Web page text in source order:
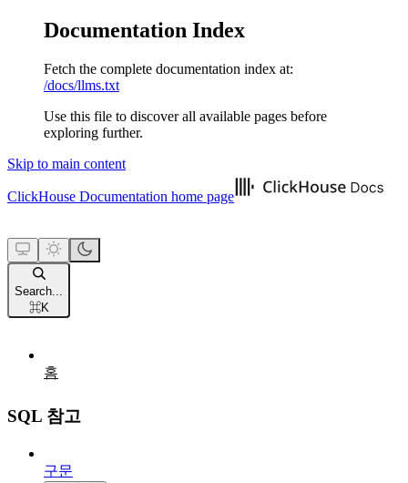
Documentation Index
Fetch the complete documentation index at:
/docs/llms.txt
Use this file to discover all available pages before
exploring further.
Skip to main content
ClickHouse Documentation home page
Search...
⌘K
홈
SQL 참고
구문